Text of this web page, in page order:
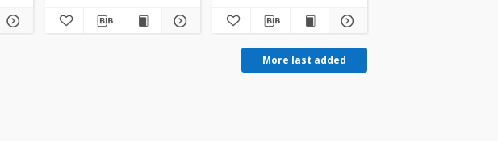
More last added